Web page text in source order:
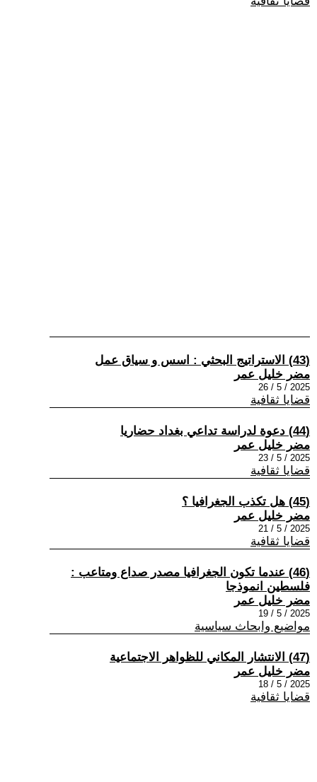
(43) الاستراتيج البحثي : اسس و سياق عمل
مضر خليل عمر
2025 / 5 / 26
قضايا ثقافية
(44) دعوة لدراسة تداعي بغداد حضاريا
مضر خليل عمر
2025 / 5 / 23
قضايا ثقافية
(45) هل تكذب الجغرافيا ؟
مضر خليل عمر
2025 / 5 / 21
قضايا ثقافية
(46) عندما تكون الجغرافيا مصدر صداع ومتاعب :
فلسطين انموذجا
مضر خليل عمر
2025 / 5 / 19
مواضيع وابحاث سياسية
(47) الانتشار المكاني للظواهر الاجتماعية
مضر خليل عمر
2025 / 5 / 18
قضايا ثقافية